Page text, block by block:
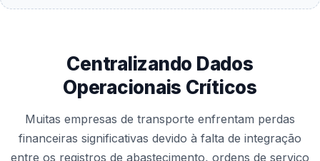
Centralizando Dados
Operacionais Críticos
Muitas empresas de transporte enfrentam perdas
financeiras significativas devido à falta de integração
entre os registros de abastecimento, ordens de serviço